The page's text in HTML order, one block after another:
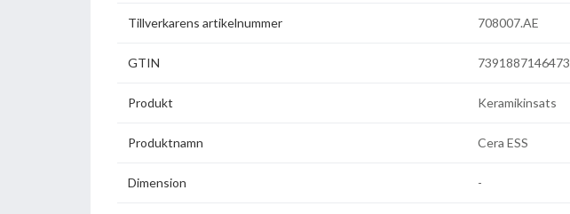
Tillverkarens artikelnummer 708007.AE
GTIN 7391887146473
Produkt Keramikinsats
Produktnamn Cera ESS
Dimension -